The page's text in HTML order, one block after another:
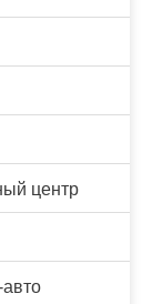
центр